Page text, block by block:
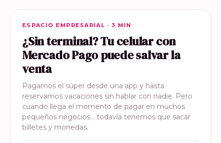
ESPACIO EMPRESARIAL
ESPACIO EMPRESARIAL · 3 MIN
¿Sin terminal? Tu celular con
Mercado Pago puede salvar la
venta
Pagamos el súper desde una app y hasta
reservamos vacaciones sin hablar con nadie. Pero
cuando llega el momento de pagar en muchos
pequeños negocios… todavía tenemos que sacar
billetes y monedas.